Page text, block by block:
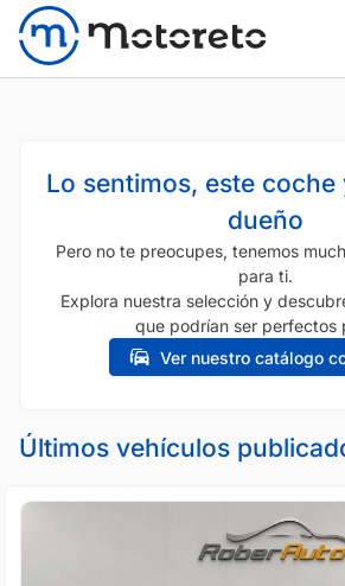
Lo sentimos, este
dueño
Pero no te preocupes, tenemos
para ti.
Explora nuestra selección y
que podrían ser perfectos
Ver nuestro catálogo
Últimos vehículos